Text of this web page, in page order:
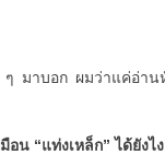
มาบอก ผมว่าแค่อ่าน
อน “แท่งเหล็ก” ได้ยังไง